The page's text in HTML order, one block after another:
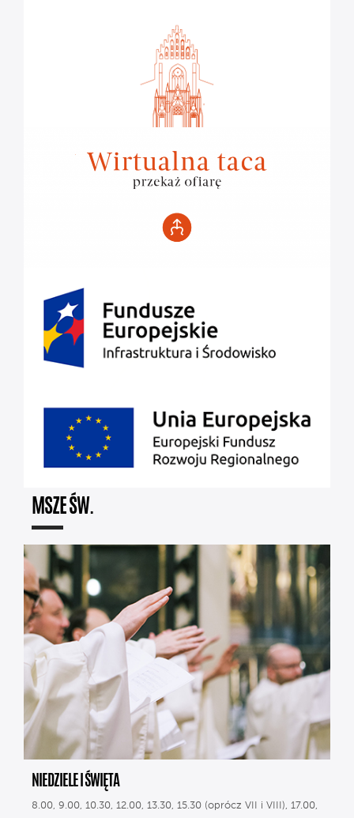
MSZE ŚW.
NIEDZIELE I ŚWIĘTA
8.00, 9.00, 10.30, 12.00, 13.30, 15.30 (oprócz VII i VIII), 17.00,